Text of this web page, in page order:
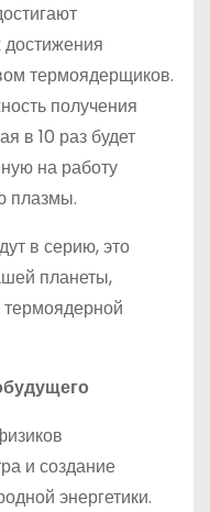
достижения
термоядерщиков.
получения
в 10 раз будет
на работу
плазмы.
в серию, это
планеты,
термоядерной
и создание
энергетики.